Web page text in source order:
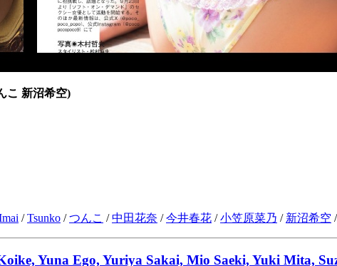
こ 新沼希空)
/Tsunko /つんこ /中田花奈 /今井春花 /小笠原菜乃 / 新沼希空 /
Yuna Ego, Yuriya Sakai, Mio Saeki, Yuki Mita,